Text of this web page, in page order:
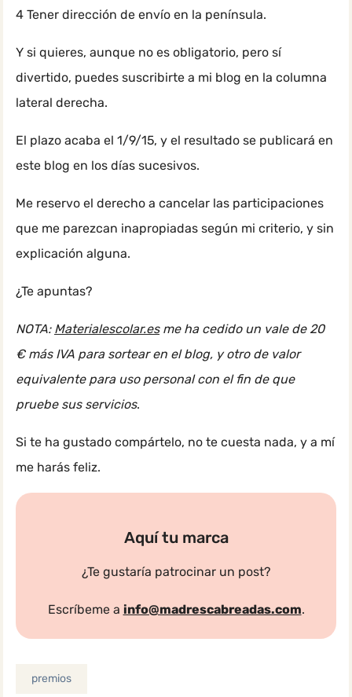
4 Tener dirección de envío en la península.
Y si quieres, aunque no es obligatorio, pero sí
divertido, puedes suscribirte a mi blog en la columna
lateral derecha.
El plazo acaba el 1/9/15, y el resultado se publicará en
este blog en los días sucesivos.
Me reservo el derecho a cancelar las participaciones
que me parezcan inapropiadas según mi criterio, y sin
explicación alguna.
¿Te apuntas?
NOTA: Materialescolar.esme ha cedido un vale de 20
€ más IVA para sortear en el blog, y otro de valor
equivalente para uso personal con el fin de que
pruebe sus servicios.
Si te ha gustado compártelo, no te cuesta nada, y a mí
me harás feliz.
Aquí tu marca
¿Te gustaría patrocinar un post?
Escríbeme a info@madrescabreadas.com.
premios